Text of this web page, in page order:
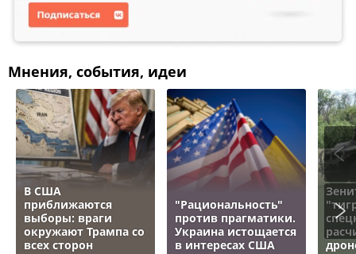
Мнения, события, идеи
В США
приближаются
выборы: враги
окружают Трампа со
всех сторон
"Рациональность"
против прагматики.
Украина истощается
в интересах США